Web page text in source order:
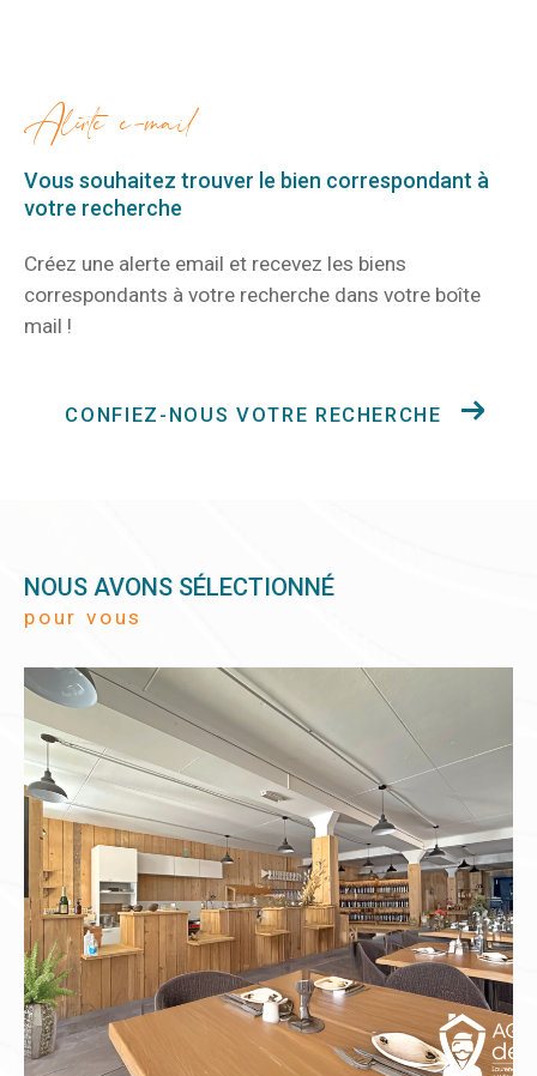
alerte e-mail
Vous souhaitez trouver le bien correspondant à
votre recherche
Créez une alerte email et recevez les biens
correspondants à votre recherche dans votre boîte
mail !
CONFIEZ-NOUS VOTRE RECHERCHE
NOUS AVONS SÉLECTIONNÉ
pour vous